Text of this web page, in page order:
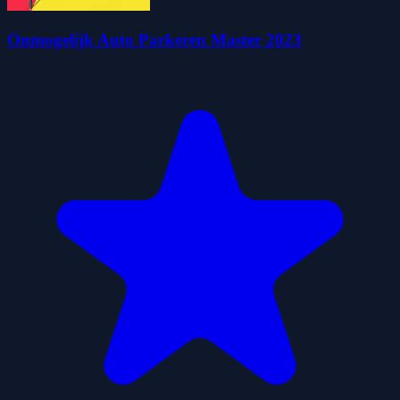
Onmogelijk Auto Parkeren Master 2023